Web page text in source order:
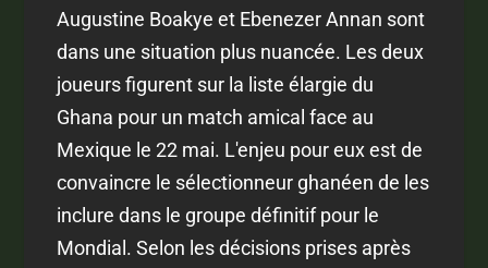
Augustine Boakye et Ebenezer Annan sont
dans une situation plus nuancée. Les deux
joueurs figurent sur la liste élargie du
Ghana pour un match amical face au
Mexique le 22 mai. L'enjeu pour eux est de
convaincre le sélectionneur ghanéen de les
inclure dans le groupe définitif pour le
Mondial. Selon les décisions prises après